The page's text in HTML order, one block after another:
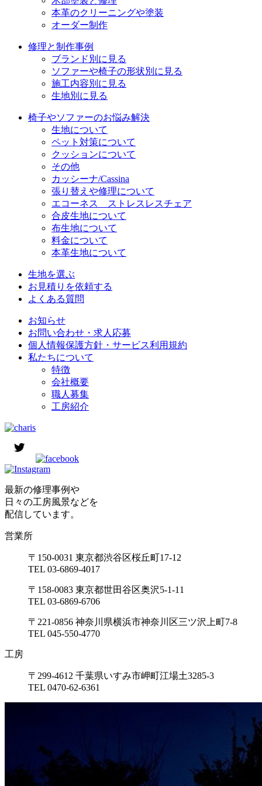
本革のクリーニングや塗装
オーダー制作
修理と制作事例
ブランド別に見る
ソファーや椅子の形状別に見る
施工内容別に見る
生地別に見る
椅子やソファーのお悩み解決
生地について
ペット対策について
クッションについて
その他
カッシーナ/Cassina
張り替えや修理について
エコーネス ストレスレスチェア
合皮生地について
布生地について
料金について
本革生地について
生地を選ぶ
お見積りを依頼する
よくある質問
お知らせ
お問い合わせ・求人応募
個人情報保護方針・サービス利用規約
私たちについて
特徴
会社概要
職人募集
工房紹介
最新の修理事例や
日々の工房風景などを
配信しています。
営業所
〒150-0031 東京都渋谷区桜丘町17-12
TEL 03-6869-4017
〒158-0083 東京都世田谷区奥沢5-1-11
TEL 03-6869-6706
〒221-0856 神奈川県横浜市神奈川区三ツ沢上町7-8
TEL 045-550-4770
工房
〒299-4612 千葉県いすみ市岬町江場土3285-3
TEL 0470-62-6361